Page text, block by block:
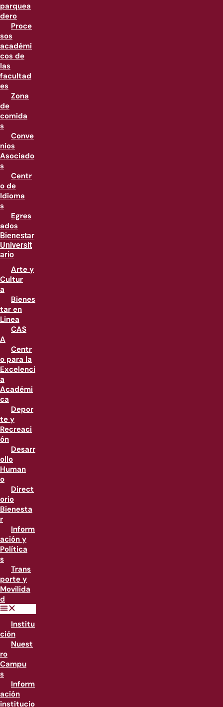
parquea
dero
Proce
sos
académi
cos de
las
facultad
es
Zona
de
comida
s
Conve
nios
Asociado
s
Centr
o de
Idioma
s
Egres
ados
Bienestar
Universit
ario
Arte y
Cultur
a
Bienes
tar en
Linea
CAS
A
Centr
o para la
Excelenci
a
Académi
ca
Depor
te y
Recreaci
ón
Desarr
ollo
Human
o
Direct
orio
Bienesta
r
Inform
ación y
Política
s
Trans
porte y
Movilida
d
Institu
ción
Nuest
ro
Campu
s
Inform
ación
institucio